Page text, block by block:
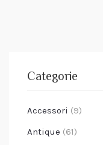
Categorie
Accessori (9)
Antique (61)